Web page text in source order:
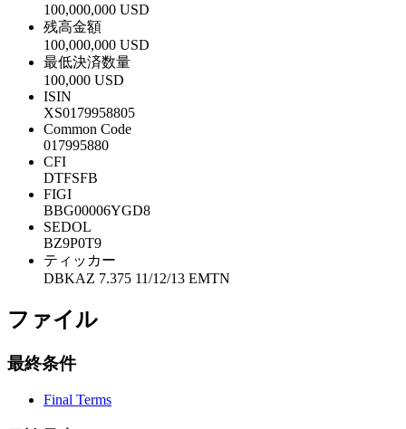
100,000,000 USD
残高金額
100,000,000 USD
最低決済数量
100,000 USD
ISIN
XS0179958805
Common Code
017995880
CFI
DTFSFB
FIGI
BBG00006YGD8
SEDOL
BZ9P0T9
ティッカー
DBKAZ 7.375 11/12/13 EMTN
ファイル
最終条件
Final Terms